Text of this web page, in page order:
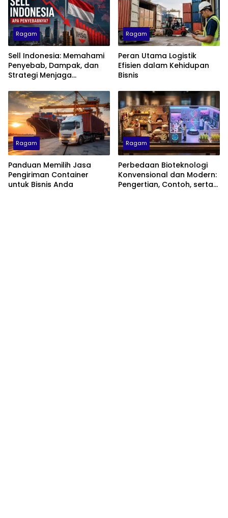
Ragam
Sell Indonesia: Memahami
Penyebab, Dampak, dan
Strategi Menjaga
Ragam
Peran Utama Logistik
Efisien dalam Kehidupan
Bisnis
Ragam
Panduan Memilih Jasa
Pengiriman Container
untuk Bisnis Anda
Ragam
Perbedaan Bioteknologi
Konvensional dan Modern:
Pengertian, Contoh, serta